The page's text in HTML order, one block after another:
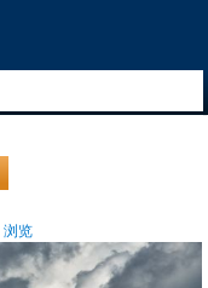
浏览